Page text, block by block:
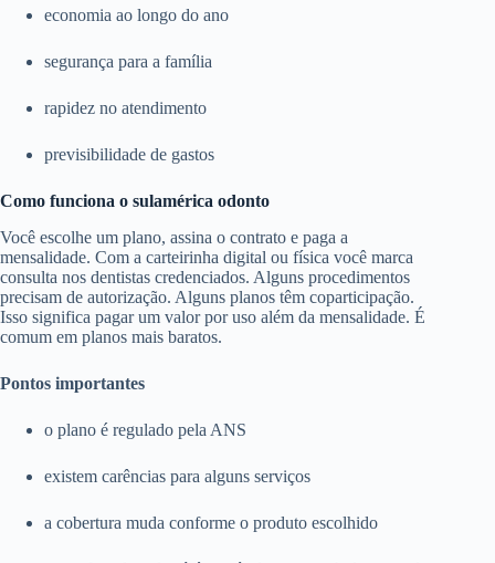
economia ao longo do ano
segurança para a família
rapidez no atendimento
previsibilidade de gastos
Como funciona o sulamérica odonto
Você escolhe um plano, assina o contrato e paga a
mensalidade. Com a carteirinha digital ou física você marca
consulta nos dentistas credenciados. Alguns procedimentos
precisam de autorização. Alguns planos têm coparticipação.
Isso significa pagar um valor por uso além da mensalidade. É
comum em planos mais baratos.
Pontos importantes
o plano é regulado pela ANS
existem carências para alguns serviços
a cobertura muda conforme o produto escolhido